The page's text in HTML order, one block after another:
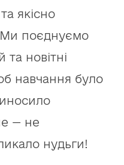
якісно
Ми поєднуємо
та новітні
навчання було
— не
нудьги!